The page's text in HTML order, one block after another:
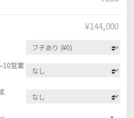
¥144,000
10営業